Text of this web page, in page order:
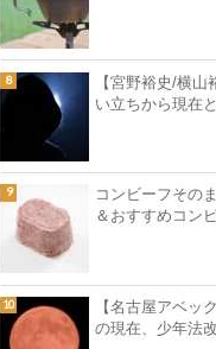
【宮野裕史/横
い立ちから現在
コンビーフその
＆おすすめコン
【名古屋アベッ
の現在、少年法